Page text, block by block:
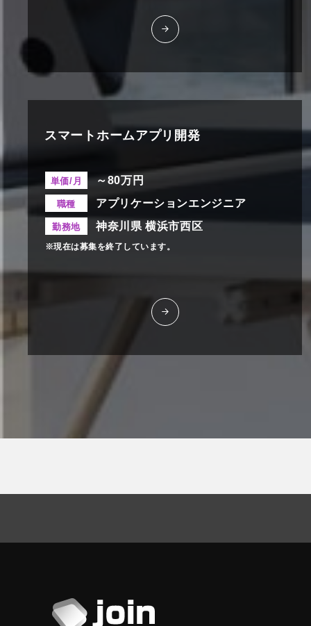
スマートホームアプリ開発
単価/月 ～80万円
職種 アプリケーションエンジニア
勤務地 神奈川県 横浜市西区
※現在は募集を終了しています。